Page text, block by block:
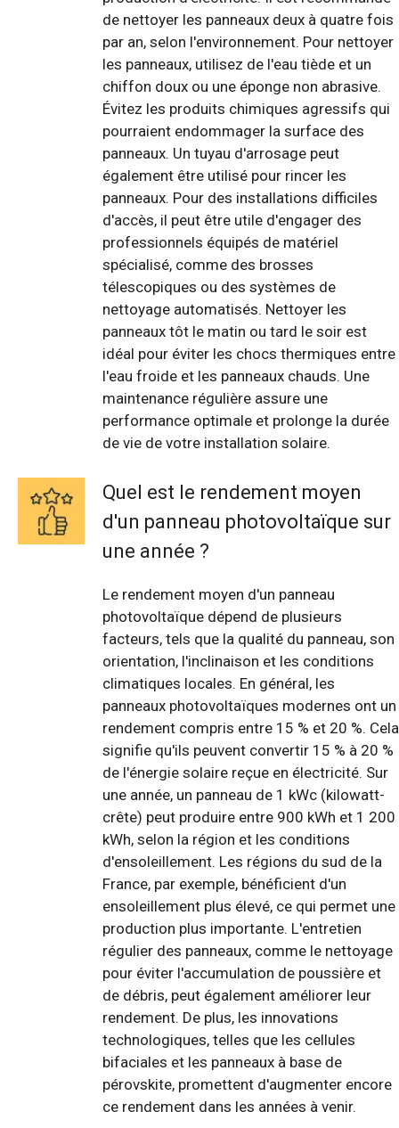
de nettoyer les panneaux deux à quatre fois
par an, selon l'environnement. Pour nettoyer
les panneaux, utilisez de l'eau tiède et un
chiffon doux ou une éponge non abrasive.
Évitez les produits chimiques agressifs qui
pourraient endommager la surface des
panneaux. Un tuyau d'arrosage peut
également être utilisé pour rincer les
panneaux. Pour des installations difficiles
d'accès, il peut être utile d'engager des
professionnels équipés de matériel
spécialisé, comme des brosses
télescopiques ou des systèmes de
nettoyage automatisés. Nettoyer les
panneaux tôt le matin ou tard le soir est
idéal pour éviter les chocs thermiques entre
l'eau froide et les panneaux chauds. Une
maintenance régulière assure une
performance optimale et prolonge la durée
de vie de votre installation solaire.
Quel est le rendement moyen
d'un panneau photovoltaïque sur
une année ?
Le rendement moyen d'un panneau
photovoltaïque dépend de plusieurs
facteurs, tels que la qualité du panneau, son
orientation, l'inclinaison et les conditions
climatiques locales. En général, les
panneaux photovoltaïques modernes ont un
rendement compris entre 15 % et 20 %. Cela
signifie qu'ils peuvent convertir 15 % à 20 %
de l'énergie solaire reçue en électricité. Sur
une année, un panneau de 1 kWc (kilowatt-
crête) peut produire entre 900 kWh et 1 200
kWh, selon la région et les conditions
d'ensoleillement. Les régions du sud de la
France, par exemple, bénéficient d'un
ensoleillement plus élevé, ce qui permet une
production plus importante. L'entretien
régulier des panneaux, comme le nettoyage
pour éviter l'accumulation de poussière et
de débris, peut également améliorer leur
rendement. De plus, les innovations
technologiques, telles que les cellules
bifaciales et les panneaux à base de
pérovskite, promettent d'augmenter encore
ce rendement dans les années à venir.